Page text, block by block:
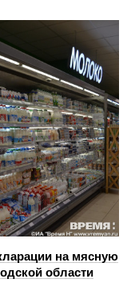
на мясную
области